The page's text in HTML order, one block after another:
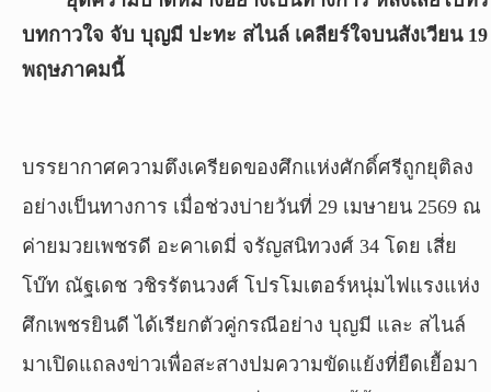
บทกาวใจ จับ บุญมี ปะทะ สไนล์ เคลียร์ใจบนสังเวียน 19
พฤษภาคมนี้
บรรยากาศความตึงเครียดของศึกแห่งศักดิ์ศรีถูกยุติลง
อย่างเป็นทางการ เมื่อช่วงบ่ายวันที่ 29 เมษายน 2569 ณ
ค่ายมวยเพชรดี อะคาเดมี่ จรัญสนิทวงศ์ 34 โดย เสี่ย
โบ๊ท ณัฐเดช วชิรรัตนวงศ์ โปรโมเตอร์หนุ่มไฟแรงแห่ง
ศึกเพชรยินดี ได้เรียกตัวคู่กรณีอย่าง บุญมี และ สไนล์
มาเปิดแถลงข่าวเพื่อสะสางปมความขัดแย้งที่ยืดเยื้อมา
2026
Sport,